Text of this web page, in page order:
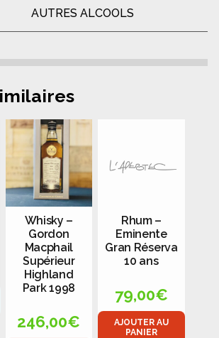
AUTRES ALCOOLS
Whisky –
Gordon
Macphail
Supérieur
Highland
Park 1998
246,00€
Rhum –
Eminente
Gran Réserva
10 ans
79,00€
AJOUTER AU
PANIER